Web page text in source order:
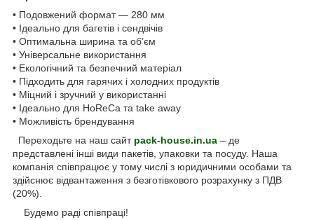
• Подовжений формат — 280 мм
• Ідеально для багетів і сендвічів
• Оптимальна ширина та об’єм
• Універсальне використання
• Екологічний та безпечний матеріал
• Підходить для гарячих і холодних продуктів
• Міцний і зручний у використанні
• Ідеально для HoReCa та take away
• Можливість брендування
Переходьте на наш сайт pack-house.in.ua – де
представлені інші види пакетів, упаковки та посуду. Наша
компанія співпрацює у тому числі з юридичними особами та
здійснює відвантаження з безготівкового розрахунку з ПДВ
(20%).
Будемо раді співпраці!